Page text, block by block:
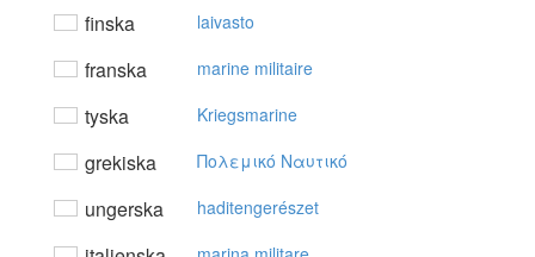
finska laivasto
franska marine militaire
tyska Kriegsmarine
grekiska Πoλεμικό Nαυτικό
ungerska haditengerészet